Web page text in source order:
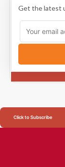
Get the latest
Click to Subscribe